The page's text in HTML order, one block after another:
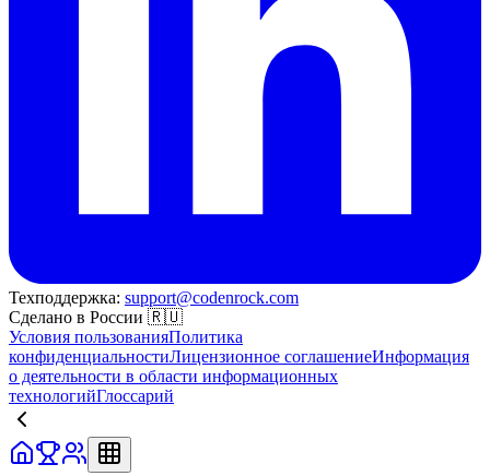
Техподдержка: support@codenrock.com
Сделано в России 🇷🇺
Условия пользованияПолитика
конфиденциальностиЛицензионное соглашениеИнформация
о деятельности в области информационных
технологийГлоссарий